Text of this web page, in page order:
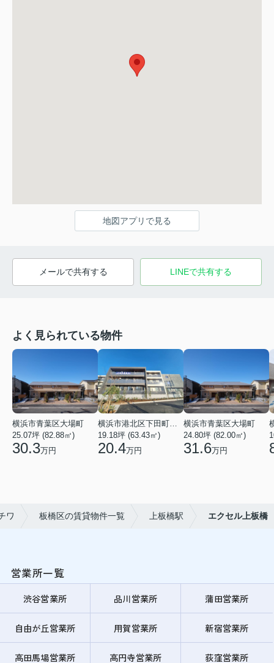
地図アプリで見る
メールで共有する LINEで共有する
よく見られている物件
横浜市青葉区大場町
25.07坪 (82.88㎡)
30.3万円
19.18坪 (63.43㎡)
20.4万円
横浜市青葉区大場町
24.80坪 (82.00㎡)
31.6万円
ワ 板橋区の賃貸物件一覧 上板橋駅 エクセル上板橋
営業所一覧
渋谷営業所 品川営業所 蒲田営業所
自由が丘営業所 用賀営業所 新宿営業所
高田馬場営業所 高円寺営業所 荻窪営業所